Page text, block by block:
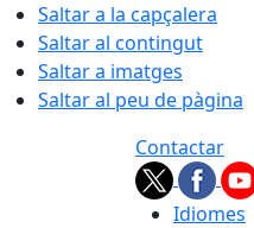
Saltar a la capçalera
Saltar al contingut
Saltar a imatges
Saltar al peu de pàgina
Contactar
Idiomes